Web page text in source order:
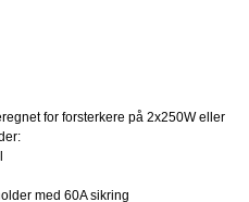
for forsterkere på 2x250W eller
med 60A sikring